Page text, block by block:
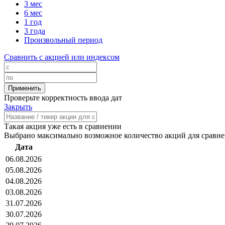
3 мес
6 мес
1 год
3 года
Произвольный период
Сравнить с акцией или индексом
Проверьте корректность ввода дат
Закрыть
Такая акция уже есть в сравнении
Выбрано максимально возможное количество акций для
Дата
06.08.2026
05.08.2026
04.08.2026
03.08.2026
31.07.2026
30.07.2026